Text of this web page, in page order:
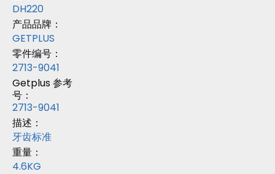
DH220
产品品牌：
GETPLUS
零件编号：
2713-9041
Getplus 参考
号：
2713-9041
描述：
牙齿标准
重量：
4.6KG